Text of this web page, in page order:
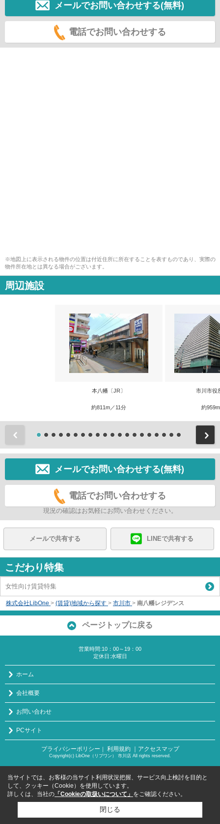
メールでお問い合わせする(無料)
電話でお問い合わせする
※地図上に表示される物件の位置は付近住所に所在することを表すものであり、実際の
物件所在地とは異なる場合がございます。
周辺施設
本八幡〔JR〕
約811m／11分
市川市役
約
メールでお問い合わせする(無料)
電話でお問い合わせする
現況の確認はお気軽にお問い合わせください。
メールで共有する LINEで共有する
こだわり特集
女性向け賃貸特集
株式会社LibOne > (賃貸)地域から探す > 市川市 > 南八幡レジデンス
ページトップに戻る
営業時間:10：00～19：00
定休日:水曜日
ホーム
会社概要
お問い合わせ
PCサイト
プライバシーポリシー 利用規約 ｜アクセスマップ
Copyright(c) LibOne（リブワン） 市川店 All rights reserved.
当サイトでは、お客様の当サイト利用状況把握、サービス向上検討を目的と
して、クッキー（Cookie）を使用しています。
詳しくは、当社の 「Cookieの取扱いについて」 をご確認ください。
閉じる